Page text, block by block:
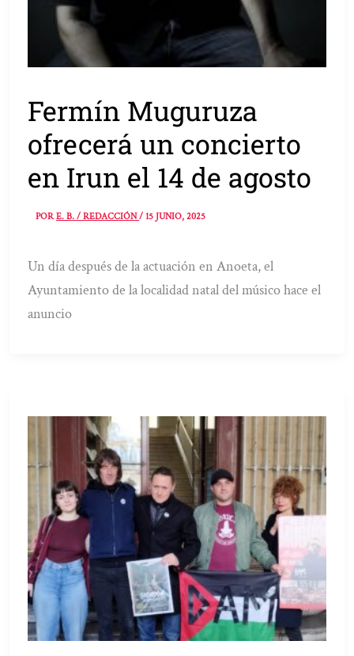
Fermín Muguruza
ofrecerá un concierto
en Irun el 14 de agosto
PORE. B. / REDACCIÓN/15 JUNIO, 2025
Un día después de la actuación en Anoeta, el
Ayuntamiento de la localidad natal del músico hace el
anuncio